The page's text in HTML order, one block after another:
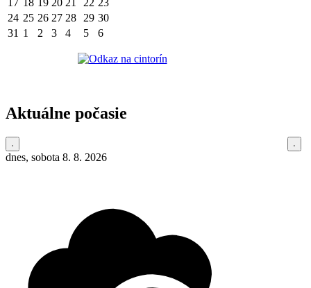
17 18 19 20 21 22 23
24 25 26 27 28 29 30
31 1 2 3 4 5 6
Aktuálne počasie
dnes, sobota 8. 8. 2026